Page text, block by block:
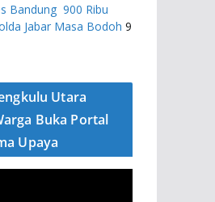
Bandung 900 Ribu
Jabar Masa Bodoh 9
Utara
Buka Portal
Upaya